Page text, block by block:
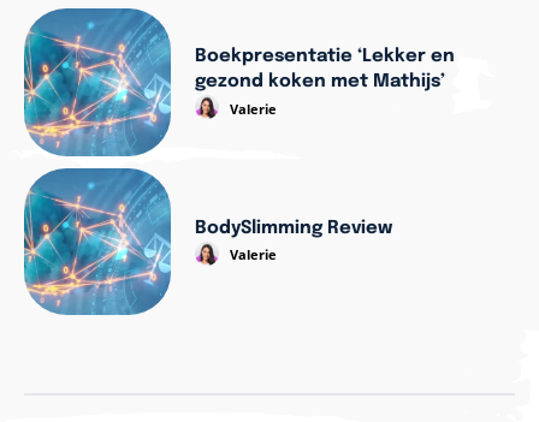
Boekpresentatie ‘Lekker en
gezond koken met Mathijs’
Valerie
BodySlimming Review
Valerie